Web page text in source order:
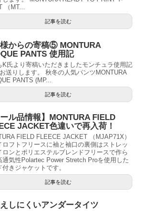
（MT...
記事を読む
からの寄稿⑤ MONTURA
PANTS 使用記
K氏より寄稿いただきましたモンチュラ使用記
送りします。 秋冬の人気パンツMONTURA
PANTS (MP...
記事を読む
ール品情報】MONTURA FIELD
JACKET色違いで再入荷！
FIELD FLEECE JACKET （MJAP71X）
ロフトフリースに袖と袖口の裏側はストレッ
ロンとポリエステルブレンドフリースで作ら
通気性Polartec Power Stretch Proを使用した
付きジャケットです。
記事を読む
しにくいアンダータイツ